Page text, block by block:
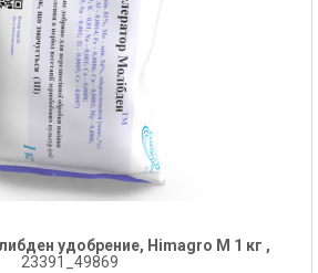
удобрение, Himagro M 1 кг ,
23391_49869